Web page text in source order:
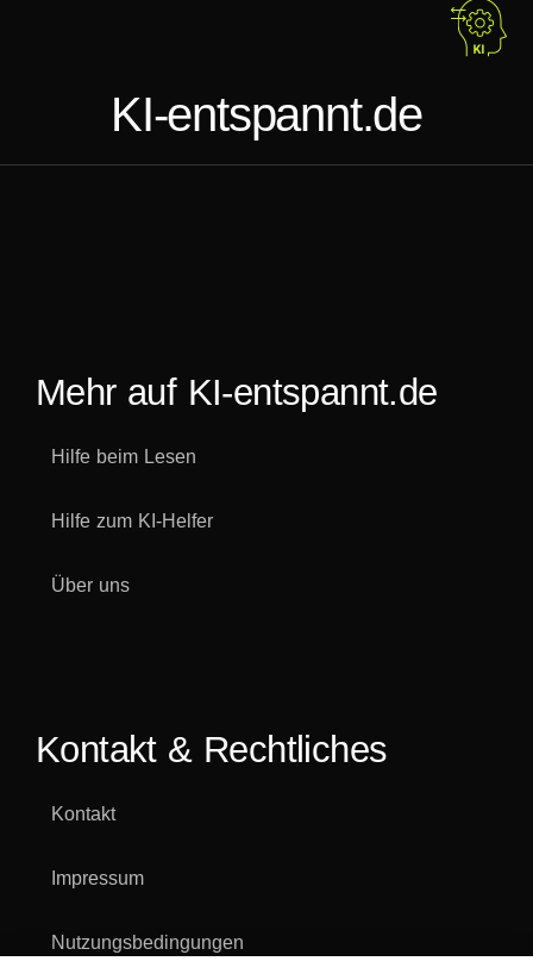
KI-entspannt.de
Mehr auf KI-entspannt.de
Hilfe beim Lesen
Hilfe zum KI-Helfer
Über uns
Kontakt & Rechtliches
Kontakt
Impressum
Nutzungsbedingungen